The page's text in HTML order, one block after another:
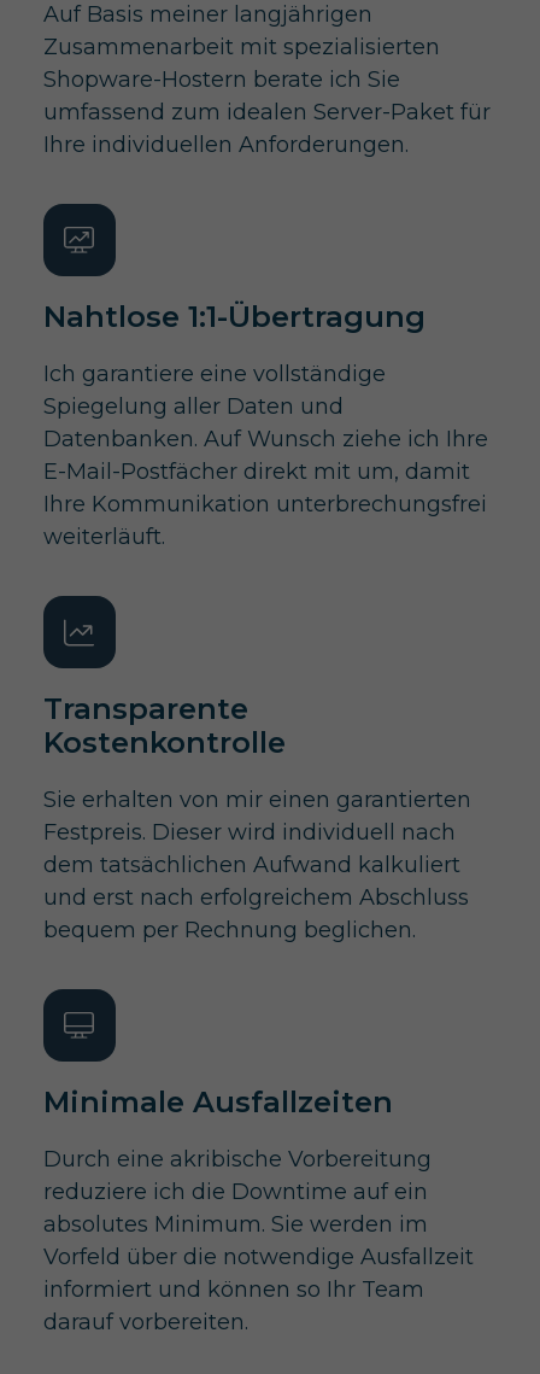
Auf Basis meiner langjährigen
Zusammenarbeit mit spezialisierten
Shopware-Hostern berate ich Sie
umfassend zum idealen Server-Paket für
Ihre individuellen Anforderungen.
Nahtlose 1:1-Übertragung
Ich garantiere eine vollständige
Spiegelung aller Daten und
Datenbanken. Auf Wunsch ziehe ich Ihre
E-Mail-Postfächer direkt mit um, damit
Ihre Kommunikation unterbrechungsfrei
weiterläuft.
Transparente
Kostenkontrolle
Sie erhalten von mir einen garantierten
Festpreis. Dieser wird individuell nach
dem tatsächlichen Aufwand kalkuliert
und erst nach erfolgreichem Abschluss
bequem per Rechnung beglichen.
Minimale Ausfallzeiten
Durch eine akribische Vorbereitung
reduziere ich die Downtime auf ein
absolutes Minimum. Sie werden im
Vorfeld über die notwendige Ausfallzeit
informiert und können so Ihr Team
darauf vorbereiten.